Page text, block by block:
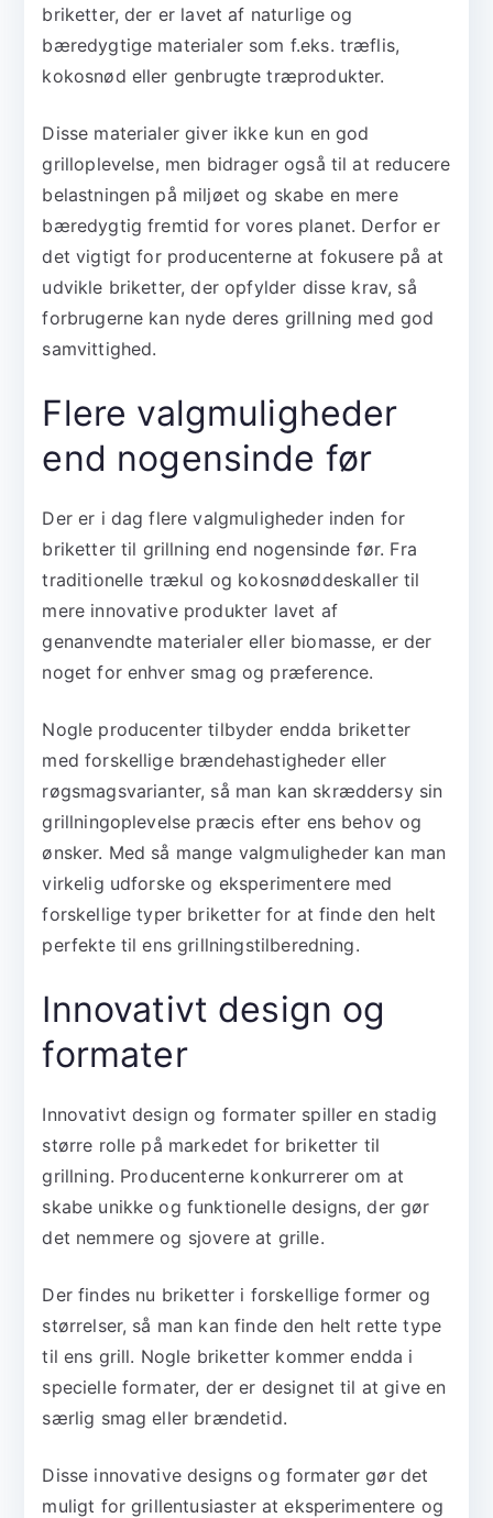
briketter, der er lavet af naturlige og
bæredygtige materialer som f.eks. træflis,
kokosnød eller genbrugte træprodukter.
Disse materialer giver ikke kun en god
grilloplevelse, men bidrager også til at reducere
belastningen på miljøet og skabe en mere
bæredygtig fremtid for vores planet. Derfor er
det vigtigt for producenterne at fokusere på at
udvikle briketter, der opfylder disse krav, så
forbrugerne kan nyde deres grillning med god
samvittighed.
Flere valgmuligheder
end nogensinde før
Der er i dag flere valgmuligheder inden for
briketter til grillning end nogensinde før. Fra
traditionelle trækul og kokosnøddeskaller til
mere innovative produkter lavet af
genanvendte materialer eller biomasse, er der
noget for enhver smag og præference.
Nogle producenter tilbyder endda briketter
med forskellige brændehastigheder eller
røgsmagsvarianter, så man kan skræddersy sin
grillningoplevelse præcis efter ens behov og
ønsker. Med så mange valgmuligheder kan man
virkelig udforske og eksperimentere med
forskellige typer briketter for at finde den helt
perfekte til ens grillningstilberedning.
Innovativt design og
formater
Innovativt design og formater spiller en stadig
større rolle på markedet for briketter til
grillning. Producenterne konkurrerer om at
skabe unikke og funktionelle designs, der gør
det nemmere og sjovere at grille.
Der findes nu briketter i forskellige former og
størrelser, så man kan finde den helt rette type
til ens grill. Nogle briketter kommer endda i
specielle formater, der er designet til at give en
særlig smag eller brændetid.
Disse innovative designs og formater gør det
muligt for grillentusiaster at eksperimentere og